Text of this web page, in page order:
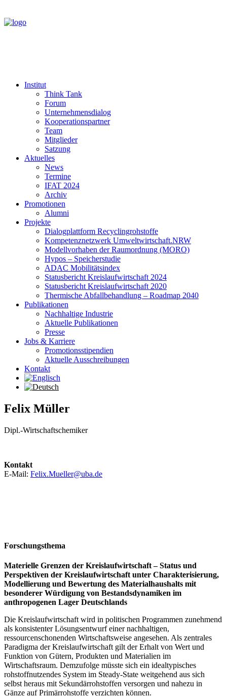
Institut
Think Tank
Forum
Unternehmensdialog
Kooperationspartner
Team
Mitglieder
Satzung
Aktuelles
News
Termine
IFAT 2024
Archiv
Promotionen
Alumni
Projekte
Dialogplattform Recyclingrohstoffe
Kompetenznetzwerk Umweltwirtschaft.NRW
Modellvorhaben der Raumordnung (MORO)
Hypos – Speicherstudie
ADAC Mobilitätsindex
Statusbericht Kreislaufwirtschaft 2024
Statusbericht Kreislaufwirtschaft 2020
Thermische Abfallbehandlung – Roadmap 2040
Publikationen
Nachhaltige Industrie
Aktuelle Publikationen
Presse
Jobs & Karriere
Promotionsstipendien
Aktuelle Ausschreibungen
Kontakt
Felix Müller
Dipl.-Wirtschaftschemiker
Kontakt
E-Mail: Felix.Mueller@uba.de
Forschungsthema
Materielle Grenzen der Kreislaufwirtschaft – Status und
Perspektiven der Kreislaufwirtschaft unter Charakterisierung,
Modellierung und Bewertung des Materialhaushalts mit
besonderer Würdigung von Bestandsdynamiken im
anthropogenen Lager Deutschlands
Die Kreislaufwirtschaft wird in politischen Programmen zunehmend
als konsistenter Lösungsentwurf einer nachhaltigen,
ressourcenschonenden Wirtschaftsweise angesehen. Als zentrales
Paradigma der Kreislaufwirtschaft gilt der Erhalt von Wert und
Funktion von Gütern, Produkten und Materialien im
Wirtschaftsraum. Demzufolge müsste sich ein idealtypisches
rohstoffnutzendes System im Steady-State weitgehend aus sich
selbst heraus mit Sekundärrohstoffen versorgen und nahezu in
Gänze auf Primärrohstoffe verzichten können.